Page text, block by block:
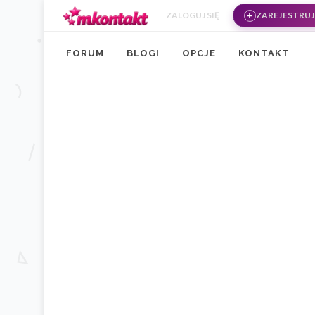
ZALOGUJ SIĘ
FORUM BLOGI OPCJE KONTAKT